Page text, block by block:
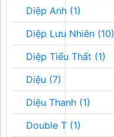
Diệp Anh (1)
Diệp Lưu Nhiên (10)
Diệp Tiểu Thất (1)
Diệu (7)
Diệu Thanh (1)
Double T (1)